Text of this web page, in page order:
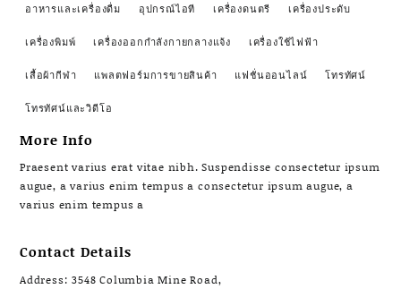
อาหารและเครื่องดื่ม อุปกรณ์ไอที เครื่องดนตรี เครื่องประดับ
เครื่องพิมพ์ เครื่องออกกำลังกายกลางแจ้ง เครื่องใช้ไฟฟ้า
เสื้อผ้ากีฬา แพลตฟอร์มการขายสินค้า แฟชั่นออนไลน์ โทรทัศน์
โทรทัศน์และวิดีโอ
More Info
Praesent varius erat vitae nibh. Suspendisse consectetur ipsum
augue, a varius enim tempus a consectetur ipsum augue, a
varius enim tempus a
Contact Details
Address: 3548 Columbia Mine Road,